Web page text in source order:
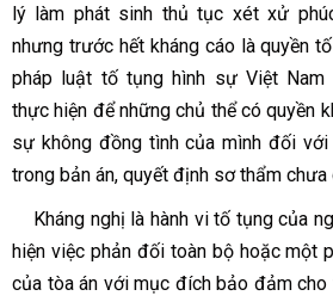
lý làm phát sinh thủ tục xét xử
nhưng trước hết kháng cáo là quyền
pháp luật tố tụng hình sự Việt
thực hiện để những chủ thể có quyền
sự không đồng tình của mình đối với
trong bản án, quyết định sơ thẩm
Kháng nghị là hành vi tố tụng của
hiện việc phản đối toàn bộ hoặc một
của tòa án với mục đích bảo đảm